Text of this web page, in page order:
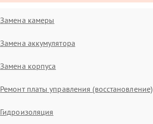
Замена камеры
Замена аккумулятора
Замена корпуса
Ремонт платы управления (восстановление)
Гидроизоляция